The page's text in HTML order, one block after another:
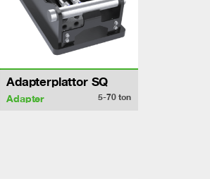
Adapterplattor SQ
Adapter 5-70 ton